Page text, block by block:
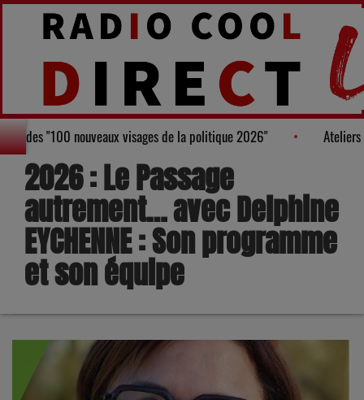
au Palmarès des "100 nouveaux visages de la politique 2026"
2026 : Le Passage
autrement… avec Delphine
EYCHENNE : Son programme
et son équipe